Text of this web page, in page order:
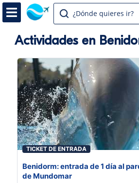
¿Dónde quieres ir?
Actividades en
TICKET DE ENTRADA
Benidorm: entrada de 1 día al
de Mundomar